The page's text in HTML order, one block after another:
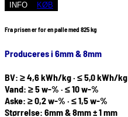
INFO KØB
Fra prisen er for en palle med 825 kg
Produceres i 6mm & 8mm
BV: ≥ 4,6 kWh/kg · ≤ 5,0 kWh/kg
Vand: ≥ 5 w-% · ≤ 10 w-%
Aske: ≥ 0,2 w-% · ≤ 1,5 w-%
Størrelse: 6mm & 8mm ± 1 mm